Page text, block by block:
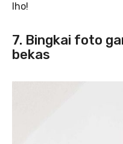
lho!
7. Bingkai foto
bekas